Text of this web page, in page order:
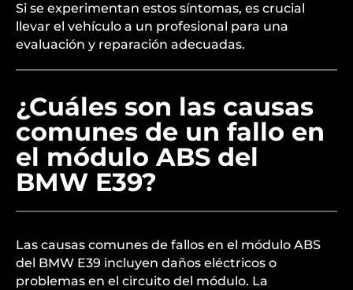
Si se experimentan estos síntomas, es crucial
llevar el vehículo a un profesional para una
evaluación y reparación adecuadas.
¿Cuáles son las causas
comunes de un fallo en
el módulo ABS del
BMW E39?
Las causas comunes de fallos en el módulo ABS
del BMW E39 incluyen daños eléctricos o
problemas en el circuito del módulo. La